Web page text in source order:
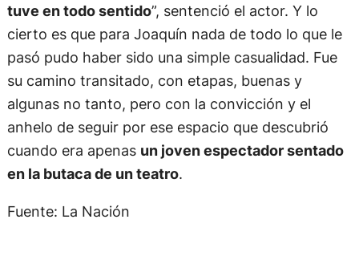
tuve en todo sentido”, sentenció el actor. Y lo
cierto es que para Joaquín nada de todo lo que le
pasó pudo haber sido una simple casualidad. Fue
su camino transitado, con etapas, buenas y
algunas no tanto, pero con la convicción y el
anhelo de seguir por ese espacio que descubrió
cuando era apenas un joven espectador sentado
en la butaca de un teatro.
Fuente: La Nación